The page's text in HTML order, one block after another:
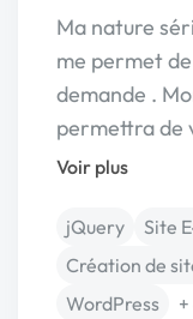
Ma nature
me permet
demande .
permettra de
Voir plus
jQuery Site
Création de
WordPress